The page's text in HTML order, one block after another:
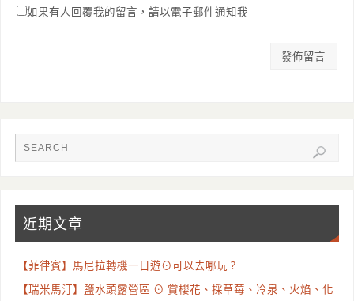
如果有人回覆我的留言，請以電子郵件通知我
近期文章
【菲律賓】馬尼拉轉機一日遊⊙可以去哪玩 ?
【瑞米馬汀】鹽水頭露營區 ⊙ 賞櫻花、採草莓、冷泉、火焰、化